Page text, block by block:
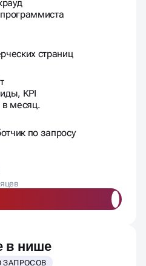
страниц
KPI
месяц.
по запросу
ЗАПРОСОВ
САЙТА